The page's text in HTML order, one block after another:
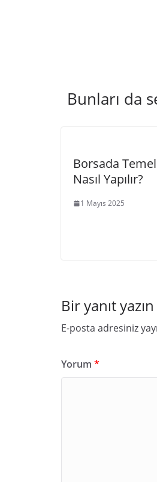
Bunları da
Borsada
Nasıl Yapılır?
1 Mayıs 2025
Bir yanıt yazın
E-posta adresiniz
Yorum *